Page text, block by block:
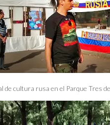
cultura rusa en el Parque Tres